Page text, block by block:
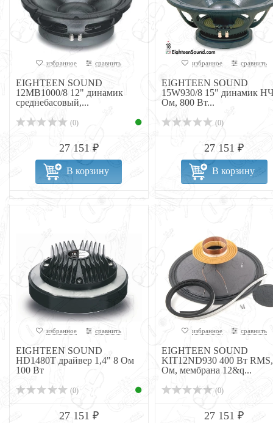
избранное сравнить
EIGHTEEN SOUND
12MB1000/8 12" динамик
среднебасовый,...
(0)
27 151 ₽
В корзину
избранное сравнить
EIGHTEEN SOUND
15W930/8 15" динамик
Ом, 800 Вт...
(0)
27 151 ₽
В корзину
избранное сравнить
EIGHTEEN SOUND
HD1480T драйвер 1,4" 8 Ом
100 Вт
(0)
27 151 ₽
избранное сравнить
EIGHTEEN SOUND
KIT12ND930 400 Вт
Ом, мембрана 12&q...
(0)
27 151 ₽